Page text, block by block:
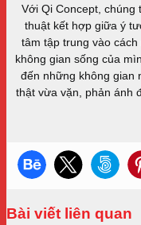
Với Qi Concept, chúng
thuật kết hợp giữa ý
tâm tập trung vào
không gian sống của
đến những không gian
thật vừa vặn, phản ánh
Bài viết liên quan